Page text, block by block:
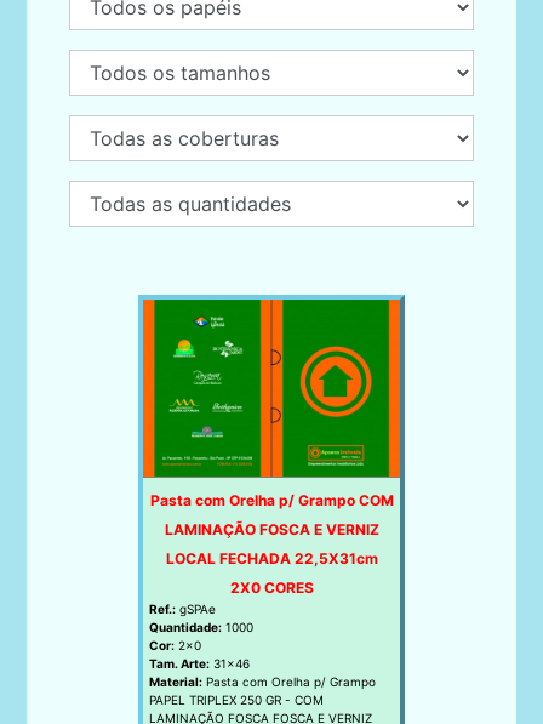
Pasta com Orelha p/ Grampo COM
LAMINAÇÃO FOSCA E VERNIZ
LOCAL FECHADA 22,5X31cm
2X0 CORES
Ref.: gSPAe
Quantidade: 1000
Cor: 2x0
Tam. Arte: 31x46
Material: Pasta com Orelha p/ Grampo
PAPEL TRIPLEX 250 GR - COM
LAMINAÇÃO FOSCA FOSCA E VERNIZ